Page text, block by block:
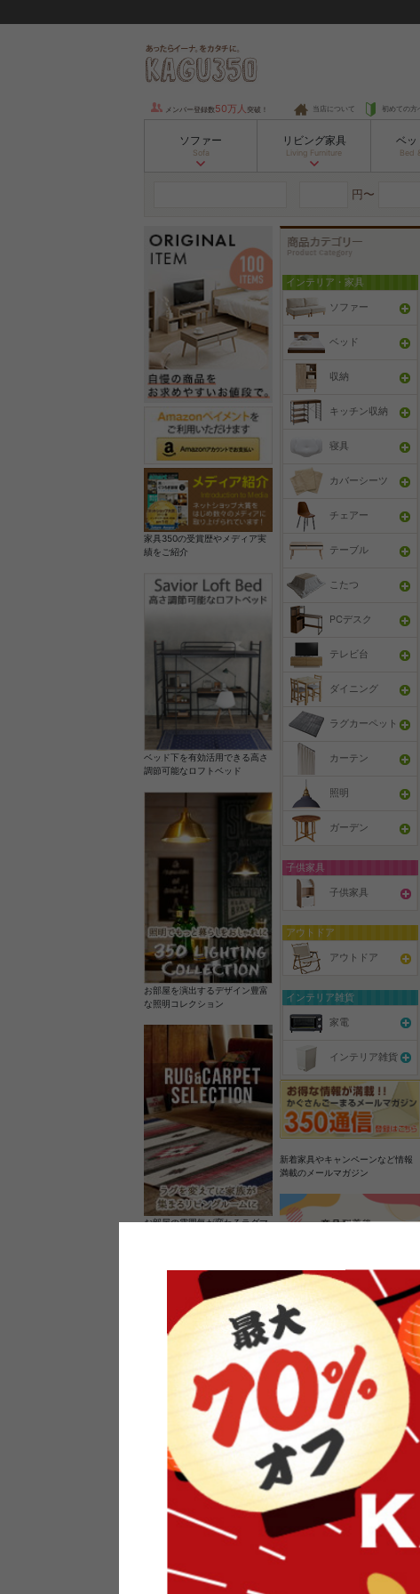
メンバー登録数 50万人 突破！ 当店について 初めての方
ソファー
Sofa
リビング家具
Living Furniture
ベッ
Bed
円〜
家具350の受賞歴やメディア実
績をご紹介
ベッド下を有効活用できる高さ
調節可能なロフトベッド
お部屋を演出するデザイン豊富
な照明コレクション
お部屋の雰囲気が変わるラグマ
素材の良さを活かしたウッドソ
ケットのペンダントライト
インフォメーション
よくあるご質問
インテリア・家具
ソファー
ベッド
収納
キッチン収納
寝具
カバーシーツ
チェアー
テーブル
こたつ
PCデスク
テレビ台
ダイニング
ラグカーペット
カーテン
照明
ガーデン
子供家具
子供家具
アウトドア
アウトドア
インテリア雑貨
家電
インテリア雑貨
新着家具やキャンペーンなど情報
満載のメールマガジン
家具のレビューを書くと10%OFFク
ーポンプレゼント
オフィスやモデルハウスなどイン